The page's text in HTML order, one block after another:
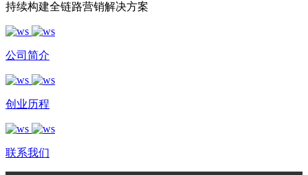
持续构建全链路营销解决方案
公司简介
创业历程
联系我们